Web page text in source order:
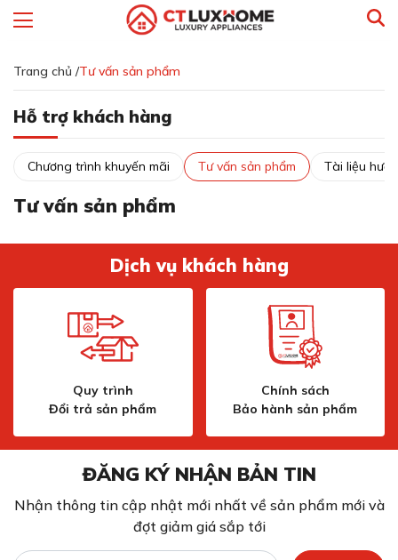
Trang chủ /Tư vấn sản phẩm
Hỗ trợ khách hàng
Chương trình khuyến mãi Tư vấn sản phẩm Tài liệu
Tư vấn sản phẩm
Dịch vụ khách hàng
Quy trình
Đổi trả sản phẩm
Chính sách
Bảo hành sản phẩm
ĐĂNG KÝ NHẬN BẢN TIN
Nhận thông tin cập nhật mới nhất về sản phẩm mới và
đợt giảm giá sắp tới